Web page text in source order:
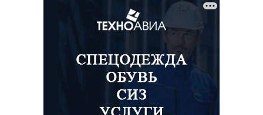
Реклама в «Ъ» www.kommersant.ru/ad